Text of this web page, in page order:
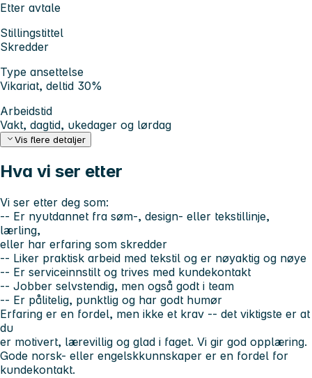
Etter avtale
Stillingstittel
Skredder
Type ansettelse
Vikariat, deltid 30%
Arbeidstid
Vakt, dagtid, ukedager og lørdag
Vis flere detaljer
Hva vi ser etter
Vi ser etter deg som:
-- Er nyutdannet fra søm-, design- eller tekstillinje,
lærling,
eller har erfaring som skredder
-- Liker praktisk arbeid med tekstil og er nøyaktig og nøye
-- Er serviceinnstilt og trives med kundekontakt
-- Jobber selvstendig, men også godt i team
-- Er pålitelig, punktlig og har godt humør
Erfaring er en fordel, men ikke et krav -- det viktigste er at
du
er motivert, lærevillig og glad i faget. Vi gir god opplæring.
Gode norsk- eller engelskkunnskaper er en fordel for
kundekontakt.